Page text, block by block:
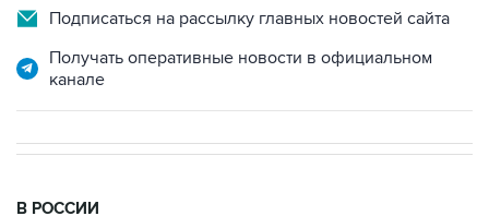
Подписаться на рассылку главных новостей сайта
Получать оперативные новости в официальном
канале
В РОССИИ